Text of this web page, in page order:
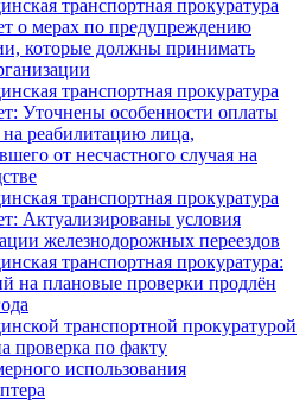
транспортная прокуратура
о мерах по предупреждению
которые должны принимать
транспортная прокуратура
Уточнены особенности оплаты
на реабилитацию лица,
от несчастного случая на
транспортная прокуратура
Актуализированы условия
железнодорожных переездов
транспортная прокуратура:
на плановые проверки продлён
транспортной прокуратурой
проверка по факту
использования